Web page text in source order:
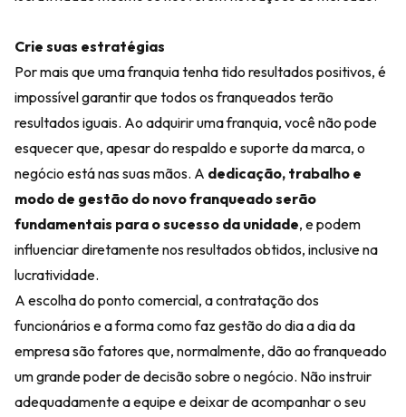
Crie suas estratégias
Por mais que uma franquia tenha tido resultados positivos, é
impossível garantir que todos os franqueados terão
resultados iguais. Ao adquirir uma franquia, você não pode
esquecer que, apesar do respaldo e suporte da marca, o
negócio está nas suas mãos. A dedicação, trabalho e
modo de gestão do novo franqueado serão
fundamentais para o sucesso da unidade, e podem
influenciar diretamente nos resultados obtidos, inclusive na
lucratividade.
A escolha do ponto comercial, a contratação dos
funcionários e a forma como faz gestão do dia a dia da
empresa são fatores que, normalmente, dão ao franqueado
um grande poder de decisão sobre o negócio. Não instruir
adequadamente a equipe e deixar de acompanhar o seu